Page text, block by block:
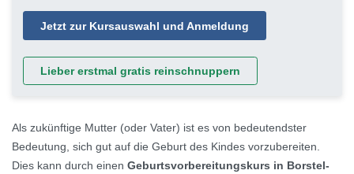
Jetzt zur Kursauswahl und Anmeldung
Lieber erstmal gratis reinschnuppern
Als zukünftige Mutter (oder Vater) ist es von bedeutendster
Bedeutung, sich gut auf die Geburt des Kindes vorzubereiten.
Dies kann durch einen Geburtsvorbereitungskurs in Borstel-